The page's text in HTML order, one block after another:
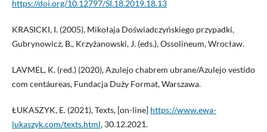
https://doi.org/10.12797/SI.18.2019.18.13
KRASICKI, I. (2005), Mikołaja Doświadczyńskiego przypadki,
Gubrynowicz, B., Krzyżanowski, J. (eds.), Ossolineum, Wrocław.
LAVMEL, K. (red.) (2020), Azulejo chabrem ubrane/Azulejo vestido
com centáureas, Fundacja Duży Format, Warszawa.
ŁUKASZYK, E. (2021), Texts, [on-line] https://www.ewa-
lukaszyk.com/texts.html, 30.12.2021.